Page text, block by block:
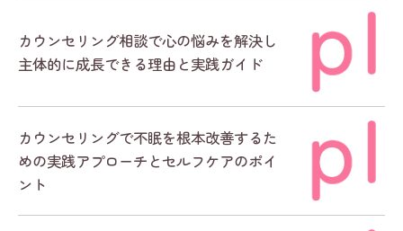
カウンセリング相談で心の悩みを解決し
主体的に成長できる理由と実践ガイド
カウンセリングで不眠を根本改善するた
めの実践アプローチとセルフケアのポイ
ント